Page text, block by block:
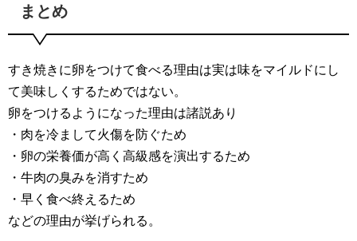
まとめ
すき焼きに卵をつけて食べる理由は実は味をマイルドにし
て美味しくするためではない。
卵をつけるようになった理由は諸説あり
・肉を冷まして火傷を防ぐため
・卵の栄養価が高く高級感を演出するため
・牛肉の臭みを消すため
・早く食べ終えるため
などの理由が挙げられる。